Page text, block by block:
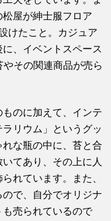
屋が紳士服フロア
けたこと。カジュア
、イベントスペース
その関連商品が売ら
のに加えて、インテ
リウム」というグッ
な瓶の中に、苔と合
てあり、その上に人
れています。また、
で、自分でオリジナ
売られているので